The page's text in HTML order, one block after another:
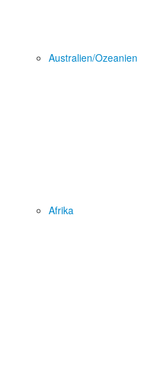
Australien/Ozeanien
Afrika